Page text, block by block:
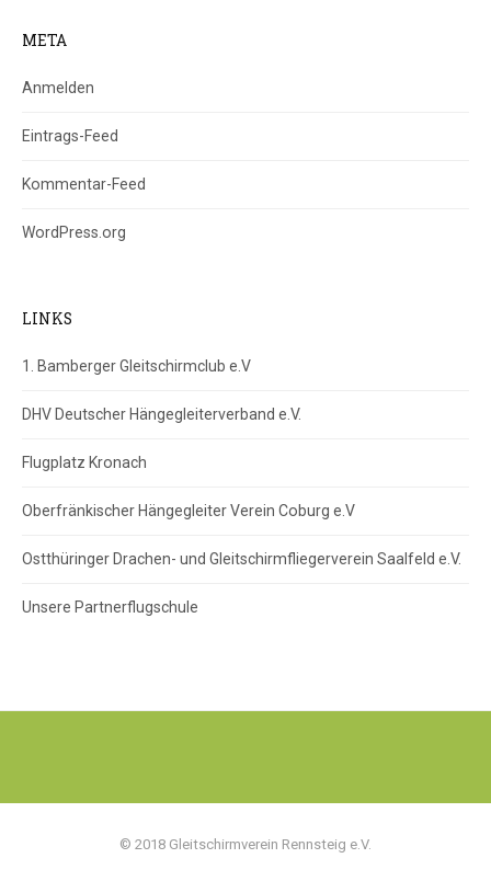
META
Anmelden
Eintrags-Feed
Kommentar-Feed
WordPress.org
LINKS
1. Bamberger Gleitschirmclub e.V
DHV Deutscher Hängegleiterverband e.V.
Flugplatz Kronach
Oberfränkischer Hängegleiter Verein Coburg e.V
Ostthüringer Drachen- und Gleitschirmfliegerverein Saalfeld e.V.
Unsere Partnerflugschule
© 2018 Gleitschirmverein Rennsteig e.V.